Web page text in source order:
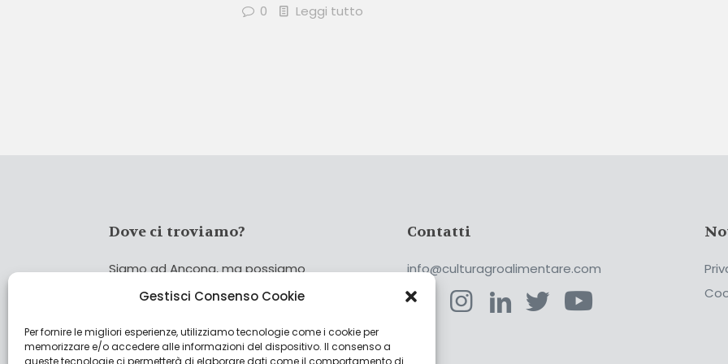
Gestisci Consenso Cookie
Per fornire le migliori esperienze, utilizziamo tecnologie come i cookie per
memorizzare e/o accedere alle informazioni del dispositivo. Il consenso a
queste tecnologie ci permetterà di elaborare dati come il comportamento di
0 Leggi tutto
Dove ci troviamo?
Siamo ad Ancona, ma possiamo
coprire tutta Italia!
Cerca
Cerca
Contatti
info@culturagroalimentare.com